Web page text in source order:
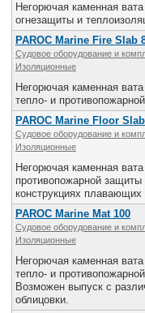
Негорючая каменная
огнезащиты и
PAROC Marine Fire Slab
Судовое оборудование и
Изоляционные
Негорючая каменная
тепло- и
PAROC Marine Floor
Судовое оборудование и
Изоляционные
Негорючая каменная
противопожарной
конструкциях
PAROC Marine Mat 100
Судовое оборудование и
Изоляционные
Негорючая каменная
тепло- и
Возможен выпуск с
облицовки.